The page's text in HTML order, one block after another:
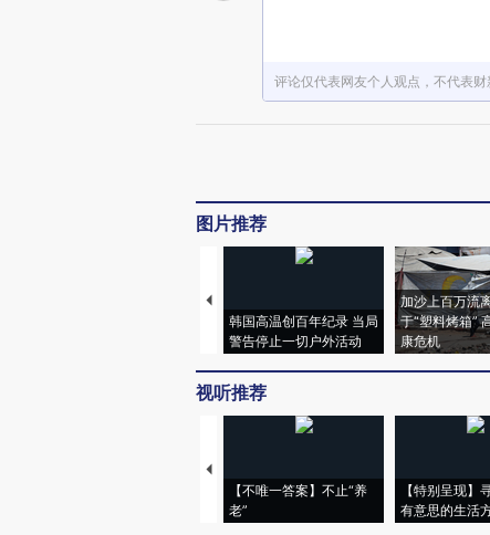
评论仅代表网友个人观点，不代表财
图片推荐
韩国高温创百年纪录 当局
警告停止一切户外活动
加沙上百万流
于“塑料烤箱”
康危机
视听推荐
【不唯一答案】不止“养
老”
【特别呈现】
有意思的生活